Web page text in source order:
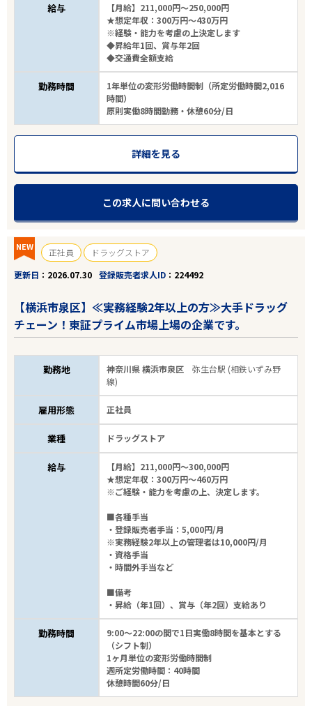
給与
【月給】211,000円～250,000円
★想定年収：300万円～430万円
※経験・能力を考慮の上決定します
◆昇給年1回、賞与年2回
◆交通費全額支給
勤務時間
1年単位の変形労働時間制（所定労働時間2,016
時間）
原則実働8時間勤務・休憩60分/日
詳細を見る
この求人に問い合わせる
NEW 正社員
ドラッグストア
更新日
2026.07.30 登録販売者求人ID 224492
【横浜市泉区】≪実務経験2年以上の方≫大手ドラッグ
チェーン！東証プライム市場上場の企業です。
勤務地 神奈川県 横浜市泉区弥生台駅 (相鉄いずみ野
線)
雇用形態 正社員
業種 ドラッグストア
給与
【月給】211,000円～300,000円
★想定年収：300万円～460万円
※ご経験・能力を考慮の上、決定します。
■各種手当
・登録販売者手当：5,000円/月
※実務経験2年以上の管理者は10,000円/月
・資格手当
・時間外手当など
■備考
・昇給（年1回）、賞与（年2回）支給あり
勤務時間
9:00～22:00の間で1日実働8時間を基本とする
（シフト制）
1ヶ月単位の変形労働時間制
週所定労働時間：40時間
休憩時間60分/日